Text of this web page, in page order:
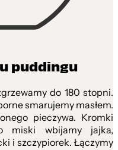
puddingu
do 180 stopni.
smarujemy masłem.
pieczywa. Kromki
miski wbijamy jajka,
i szczypiorek. Łączymy